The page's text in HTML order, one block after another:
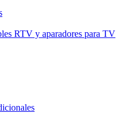
RTV y aparadores para TV